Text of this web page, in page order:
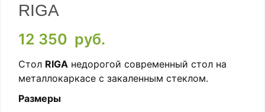
RIGA
12 350 руб.
Стол RIGA недорогой современный стол на
металлокаркасе с закаленным стеклом.
Размеры